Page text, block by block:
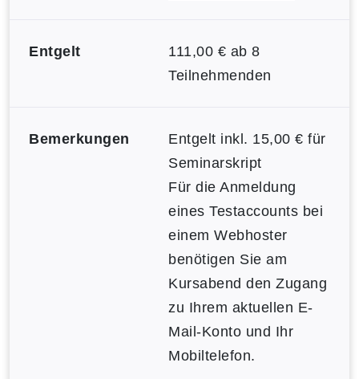
Entgelt
111,00 € ab 8
Teilnehmenden
Bemerkungen
Entgelt inkl. 15,00 € für
Seminarskript
Für die Anmeldung
eines Testaccounts bei
einem Webhoster
benötigen Sie am
Kursabend den Zugang
zu Ihrem aktuellen E-
Mail-Konto und Ihr
Mobiltelefon.